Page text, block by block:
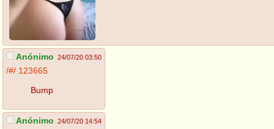
Anónimo 24/07/20 03:50
/#/ 123665
Bump
Anónimo 24/07/20 14:54